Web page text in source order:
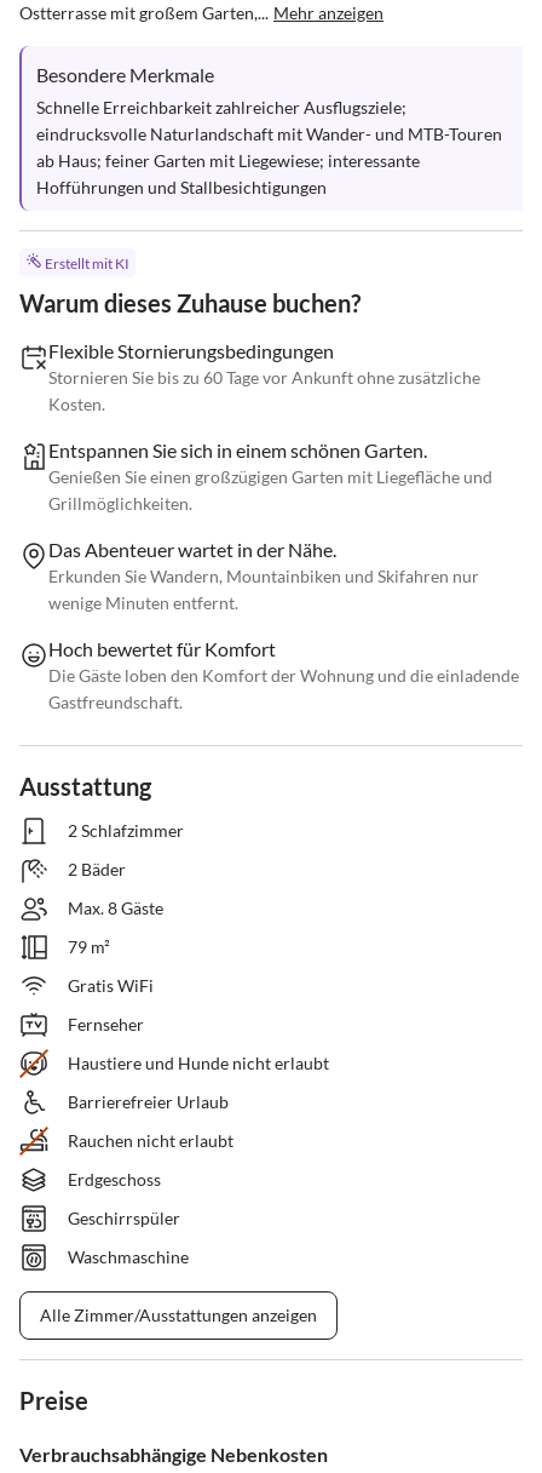
Ostterrasse mit großem Garten,... Mehr anzeigen
Besondere Merkmale
Schnelle Erreichbarkeit zahlreicher Ausflugsziele;
eindrucksvolle Naturlandschaft mit Wander- und MTB-Touren
ab Haus; feiner Garten mit Liegewiese; interessante
Hofführungen und Stallbesichtigungen
Erstellt mit KI
Warum dieses Zuhause buchen?
Flexible Stornierungsbedingungen
Stornieren Sie bis zu 60 Tage vor Ankunft ohne zusätzliche
Kosten.
Entspannen Sie sich in einem schönen Garten.
Genießen Sie einen großzügigen Garten mit Liegefläche und
Grillmöglichkeiten.
Das Abenteuer wartet in der Nähe.
Erkunden Sie Wandern, Mountainbiken und Skifahren nur
wenige Minuten entfernt.
Hoch bewertet für Komfort
Die Gäste loben den Komfort der Wohnung und die einladende
Gastfreundschaft.
Ausstattung
2 Schlafzimmer
2 Bäder
Max. 8 Gäste
79 m²
Gratis WiFi
Fernseher
Haustiere und Hunde nicht erlaubt
Barrierefreier Urlaub
Rauchen nicht erlaubt
Erdgeschoss
Geschirrspüler
Waschmaschine
Alle Zimmer/Ausstattungen anzeigen
Preise
Verbrauchsabhängige Nebenkosten